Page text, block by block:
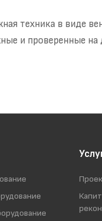
техника в виде
и проверенные на